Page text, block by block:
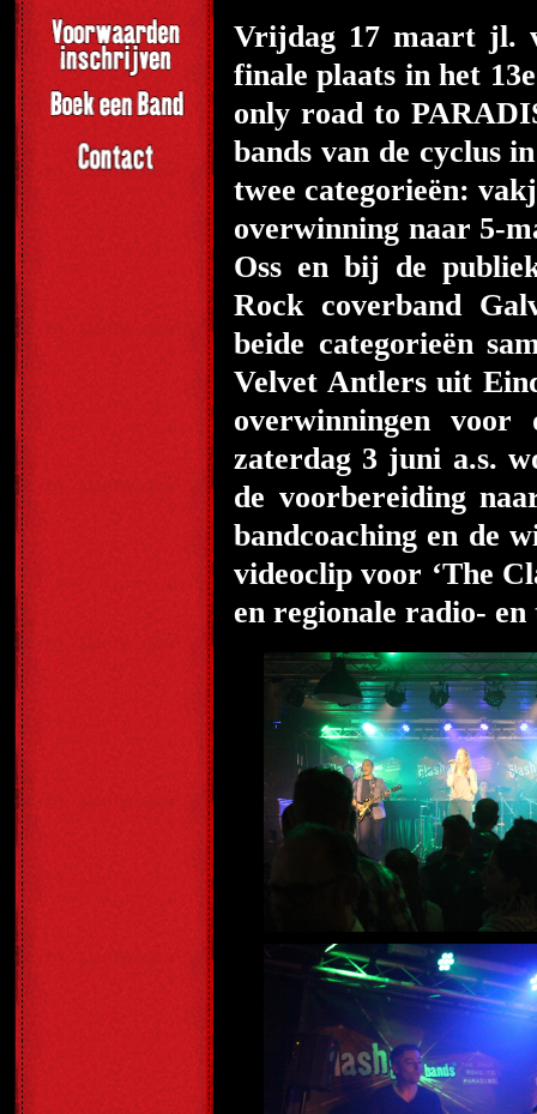
Vrijdag 17 maart jl.
finale plaats in het
only road to
bands van de cyclus
twee categorieën:
overwinning naar 5-
Oss en bij de
Rock coverband
beide categorieën
Velvet Antlers uit
overwinningen
zaterdag 3 juni a.s.
de voorbereiding
bandcoaching en de
videoclip voor ‘The
en regionale radio-